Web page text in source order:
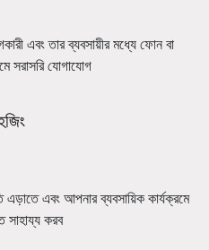
এবং তার ব্যবসায়ীর মধ্যে ফোন বা
সরাসরি যোগাযোগ
এবং আপনার ব্যবসায়িক কার্যক্রমে
সাহায্য করব